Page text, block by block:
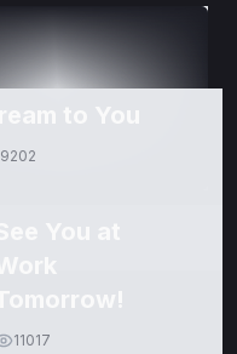
9202
11017